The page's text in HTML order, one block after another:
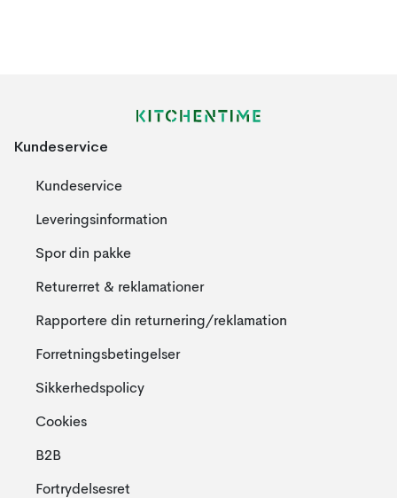
Kundeservice
Kundeservice
Leveringsinformation
Spor din pakke
Returerret & reklamationer
Rapportere din returnering/reklamation
Forretningsbetingelser
Sikkerhedspolicy
Cookies
B2B
Fortrydelsesret